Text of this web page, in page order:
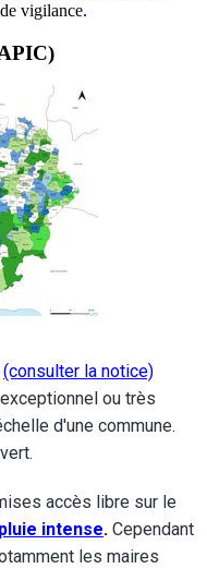
vigilance.
(consulter la notice)
ou très
d'une commune.
accès libre sur le
intense. Cependant
les maires